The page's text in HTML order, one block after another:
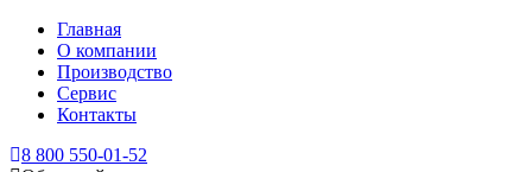
Главная
О компании
Производство
Сервис
Контакты
8 800 550-01-52